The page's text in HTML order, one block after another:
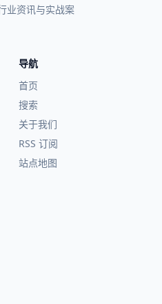
业资讯与实战案
导航
首页
搜索
关于我们
RSS 订阅
站点地图